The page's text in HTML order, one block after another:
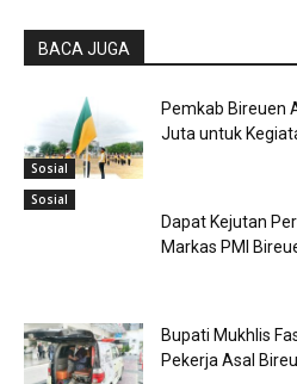
BACA JUGA
Sosial
Pemkab Bireuen
Juta untuk
Sosial
Dapat Kejutan
Markas PMI
Bupati Mukhlis
Pekerja Asal